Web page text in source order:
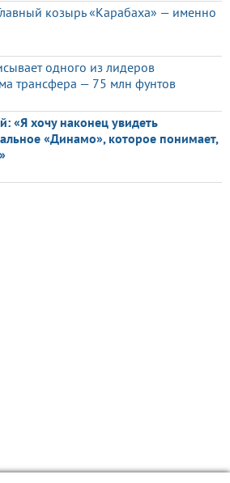
козырь «Карабаха» — именно
одного из лидеров
трансфера — 75 млн фунтов
«Я хочу наконец увидеть
«Динамо», которое понимает,